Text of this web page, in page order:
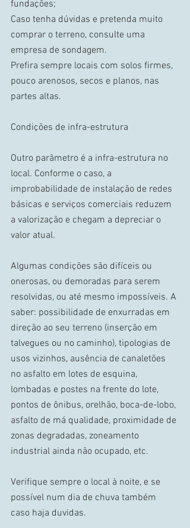
fundações;
Caso tenha dúvidas e pretenda muito
comprar o terreno, consulte uma
empresa de sondagem.
Prefira sempre locais com solos firmes,
pouco arenosos, secos e planos, nas
partes altas.
Condições de infra-estrutura
Outro parâmetro é a infra-estrutura no
local. Conforme o caso, a
improbabilidade de instalação de redes
básicas e serviços comerciais reduzem
a valorização e chegam a depreciar o
valor atual.
Algumas condições são difíceis ou
onerosas, ou demoradas para serem
resolvidas, ou até mesmo impossíveis. A
saber: possibilidade de enxurradas em
direção ao seu terreno (inserção em
talvegues ou no caminho), tipologias de
usos vizinhos, ausência de canaletões
no asfalto em lotes de esquina,
lombadas e postes na frente do lote,
pontos de ônibus, orelhão, boca-de-lobo,
asfalto de má qualidade, proximidade de
zonas degradadas, zoneamento
industrial ainda não ocupado, etc.
Verifique sempre o local à noite, e se
possível num dia de chuva também
caso haja duvidas.